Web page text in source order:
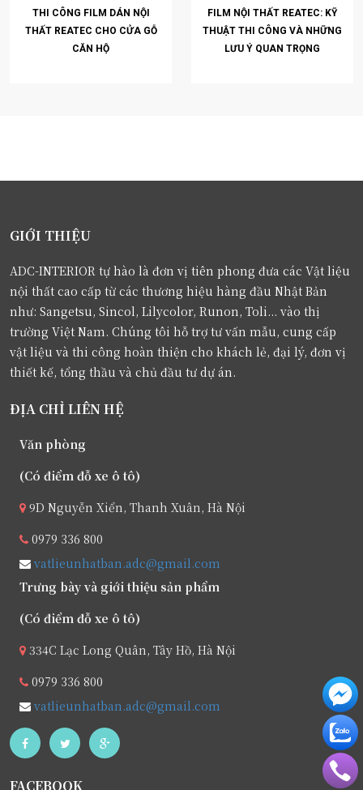
THI CÔNG FILM DÁN NỘI
THẤT REATEC CHO CỬA GỖ
CĂN HỘ
FILM NỘI THẤT REATEC: KỸ
THUẬT THI CÔNG VÀ NHỮNG
LƯU Ý QUAN TRỌNG
GIỚI THIỆU
ADC-INTERIOR tự hào là đơn vị tiên phong đưa các Vật liệu
nội thất cao cấp từ các thương hiệu hàng đầu Nhật Bản
như: Sangetsu, Sincol, Lilycolor, Runon, Toli... vào thị
trường Việt Nam. Chúng tôi hỗ trợ tư vấn mẫu, cung cấp
vật liệu và thi công hoàn thiện cho khách lẻ, đại lý, đơn vị
thiết kế, tổng thầu và chủ đầu tư dự án.
ĐỊA CHỈ LIÊN HỆ
Văn phòng
(Có điểm đỗ xe ô tô)
9D Nguyễn Xiển, Thanh Xuân, Hà Nội
0979 336 800
vatlieunhatban.adc@gmail.com
Trưng bày và giới thiệu sản phẩm
(Có điểm đỗ xe ô tô)
334C Lạc Long Quân, Tây Hồ, Hà Nội
0979 336 800
vatlieunhatban.adc@gmail.com
FACEBOOK